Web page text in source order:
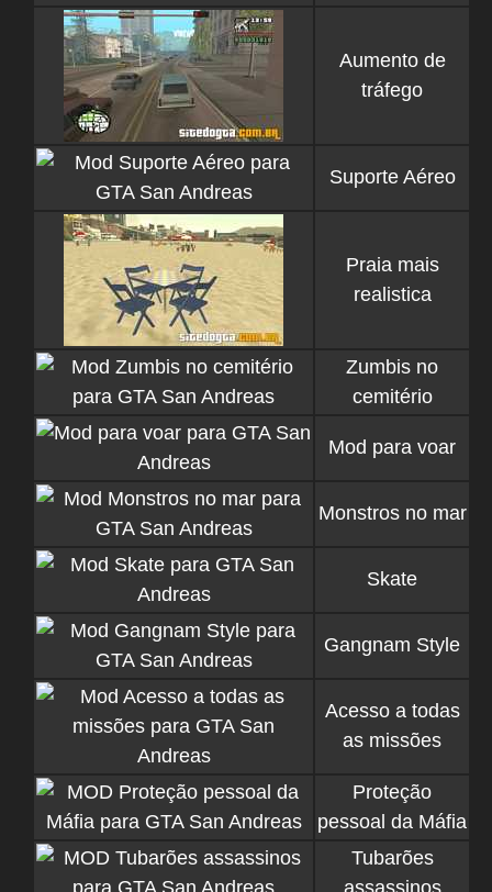
Aumento de
tráfego
Suporte Aéreo
Praia mais
realistica
Zumbis no
cemitério
Mod para voar
Monstros no mar
Skate
Gangnam Style
Acesso a todas
as missões
Proteção
pessoal da Máfia
Tubarões
assassinos